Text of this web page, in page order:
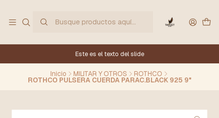
Este es el texto del slide
Inicio MILITAR Y OTROS ROTHCO
ROTHCO PULSERA CUERDA PARAC.BLACK 925 9"